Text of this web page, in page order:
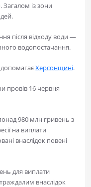
Загалом із зони
після відходу води —
водопостачання.
допомагаєХерсонщині.
провів 16 червня
980 млн гривень з
на виплати
внаслідок повені
для виплати
внаслідок